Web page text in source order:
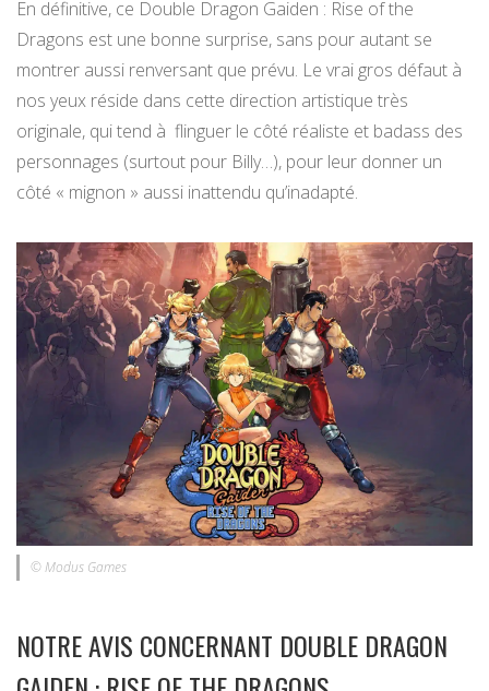
En définitive, ce Double Dragon Gaiden : Rise of the
Dragons est une bonne surprise, sans pour autant se
montrer aussi renversant que prévu. Le vrai gros défaut à
nos yeux réside dans cette direction artistique très
originale, qui tend à flinguer le côté réaliste et badass des
personnages (surtout pour Billy…), pour leur donner un
côté « mignon » aussi inattendu qu’inadapté.
© Modus Games
NOTRE AVIS CONCERNANT DOUBLE DRAGON